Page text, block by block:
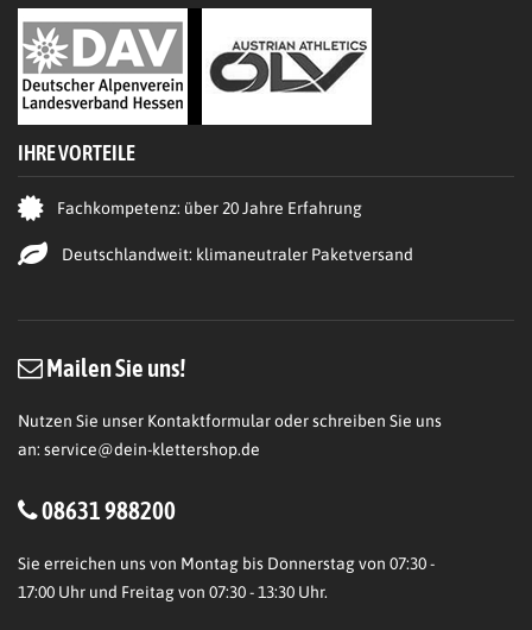
IHRE VORTEILE
Fachkompetenz: über 20 Jahre Erfahrung
Deutschlandweit: klimaneutraler Paketversand
Mailen Sie uns!
Nutzen Sie unser Kontaktformular oder schreiben Sie uns
an: service@dein-klettershop.de
08631 988200
Sie erreichen uns von Montag bis Donnerstag von 07:30 -
17:00 Uhr und Freitag von 07:30 - 13:30 Uhr.